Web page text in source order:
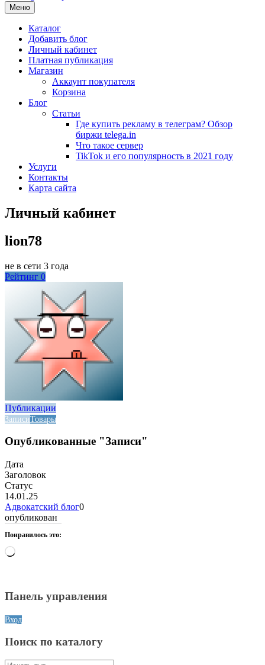
Меню Перейти
к
содержанию
Каталог
Добавить блог
Личный кабинет
Платная публикация
Магазин
Аккаунт покупателя
Корзина
Блог
Статьи
Где купить рекламу в телеграм? Обзор
биржи telega.in
Что такое сервер
TikTok и его популярность в 2021 году
Услуги
Контакты
Карта сайта
Личный кабинет
lion78
не в сети 3 года
Рейтинг 0
Публикации
ЗаписиТовары
Опубликованные "Записи"
Дата
Заголовок
Статус
14.01.25
Адвокатский блог0
опубликован
Понравилось это:
Загрузка…
Панель управления
Вход
Поиск по каталогу